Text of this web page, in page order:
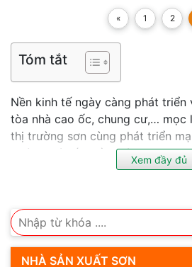
« 1 2
Tóm tắt
Nền kinh tế ngày càng phát triển
tòa nhà cao ốc, chung cư,… mọc
thị trường sơn cùng phát triển
trường có rất nhiều các hãng
Sơn Nerovới các
cải tiến về chất lượng sản phẩm
khí hậu của Việt Nam.
Xem đầy đủ
NHÀ SẢN XUẤT SƠN